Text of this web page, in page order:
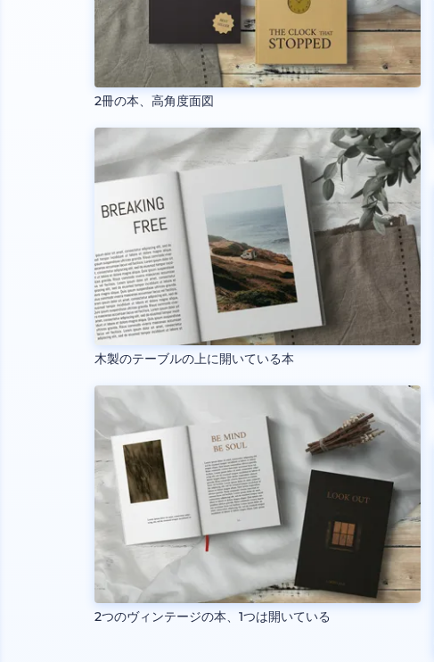
2冊の本、高角度面図
木製のテーブルの上に開いている本
2つのヴィンテージの本、1つは開いている